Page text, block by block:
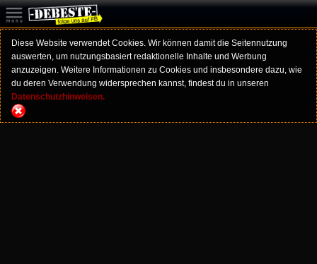
Diese Website verwendet Cookies. Wir können damit die Seitennutzung
auswerten, um nutzungsbasiert redaktionelle Inhalte und Werbung
anzuzeigen. Weitere Informationen zu Cookies und insbesondere dazu, wie
du deren Verwendung widersprechen kannst, findest du in unseren
Datenschutzhinweisen.